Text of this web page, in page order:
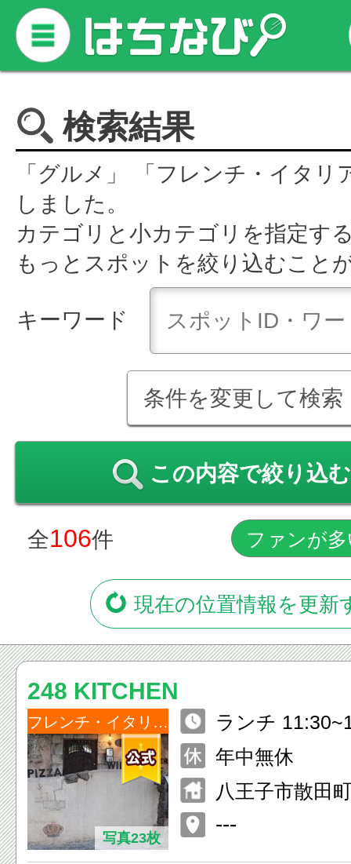
検索結果
「グルメ」 「フレンチ・イタリ
しました。
カテゴリと小カテゴリを指定す
もっとスポットを絞り込むこと
キーワード
条件を変更して検索
この内容で絞り込む
全106件
現在の位置情報を更新
248 KITCHEN
フレンチ・イタリアン
写真23枚
ランチ
30） ディナー
年中無休
八王子市散田
---